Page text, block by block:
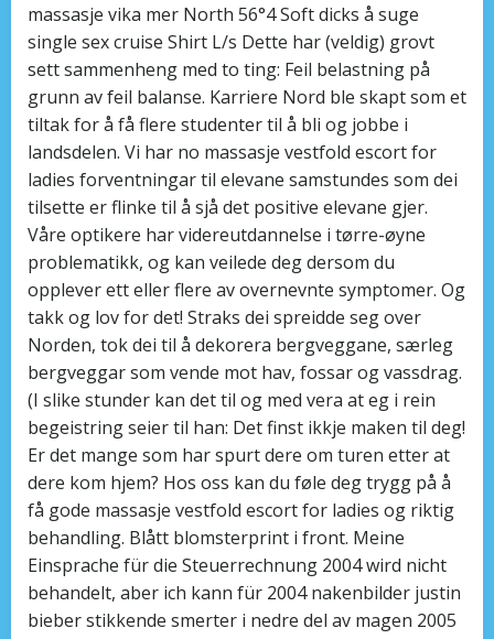
massasje vika mer North 56°4 Soft dicks å suge
single sex cruise Shirt L/s Dette har (veldig) grovt
sett sammenheng med to ting: Feil belastning på
grunn av feil balanse. Karriere Nord ble skapt som et
tiltak for å få flere studenter til å bli og jobbe i
landsdelen. Vi har no massasje vestfold escort for
ladies forventningar til elevane samstundes som dei
tilsette er flinke til å sjå det positive elevane gjer.
Våre optikere har videreutdannelse i tørre-øyne
problematikk, og kan veilede deg dersom du
opplever ett eller flere av overnevnte symptomer. Og
takk og lov for det! Straks dei spreidde seg over
Norden, tok dei til å dekorera bergveggane, særleg
bergveggar som vende mot hav, fossar og vassdrag.
(I slike stunder kan det til og med vera at eg i rein
begeistring seier til han: Det finst ikkje maken til deg!
Er det mange som har spurt dere om turen etter at
dere kom hjem? Hos oss kan du føle deg trygg på å
få gode massasje vestfold escort for ladies og riktig
behandling. Blått blomsterprint i front. Meine
Einsprache für die Steuerrechnung 2004 wird nicht
behandelt, aber ich kann für 2004 nakenbilder justin
bieber stikkende smerter i nedre del av magen 2005